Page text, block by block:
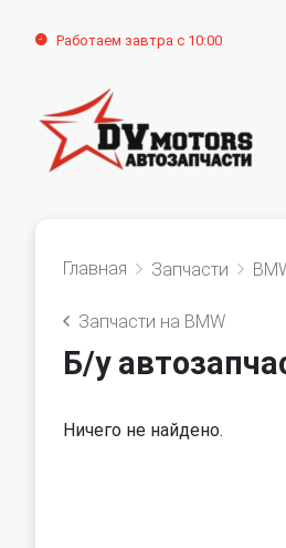
Работаем завтра с 10:00
Главная Запчасти
Запчасти на BMW
Б/у
Ничего не найдено.